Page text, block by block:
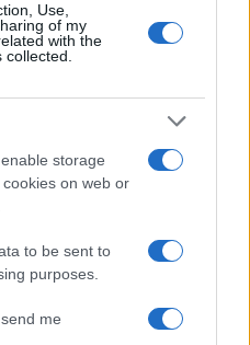
Use,
of my
with the
storage
on web or
to be sent to
purposes.
me
equity, debito e mix